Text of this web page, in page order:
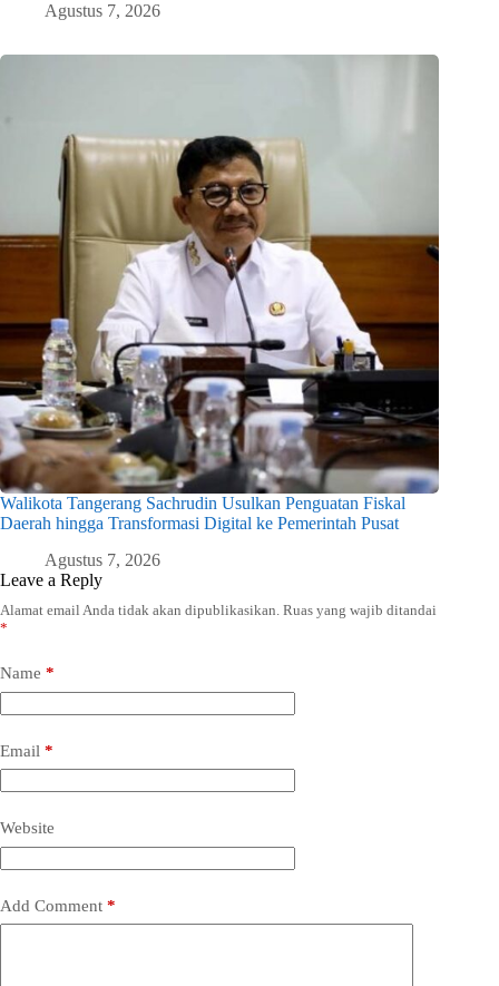
Agustus 7, 2026
Walikota Tangerang Sachrudin Usulkan Penguatan Fiskal
Daerah hingga Transformasi Digital ke Pemerintah Pusat
Agustus 7, 2026
Leave a Reply
Alamat email Anda tidak akan dipublikasikan. Ruas yang wajib ditandai
*
Name *
Email *
Website
Add Comment *